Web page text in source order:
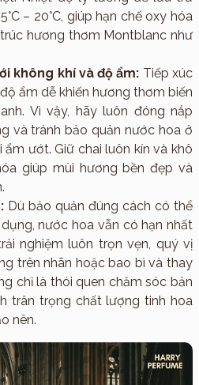
– 20°C, giúp hạn chế oxy hóa
hương thơm Montblanc như
không khí và độ ẩm: Tiếp xúc
ẩm dễ khiến hương thơm biến
Vì vậy, hãy luôn đóng nắp
và tránh bảo quản nước hoa ở
ướt. Giữ chai luôn kín và khô
giúp mùi hương bền đẹp và
Dù bảo quản đúng cách có thể
nước hoa vẫn có hạn nhất
nghiệm luôn trọn vẹn, quý vị
trên nhãn hoặc bao bì và thay
chỉ là thói quen chăm sóc bản
trân trọng chất lượng tinh hoa
nên.